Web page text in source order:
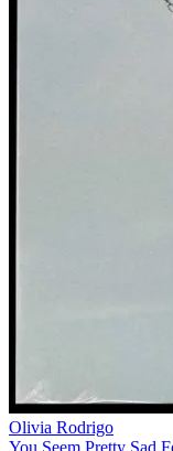
Olivia Rodrigo
You Seem Pretty Sad